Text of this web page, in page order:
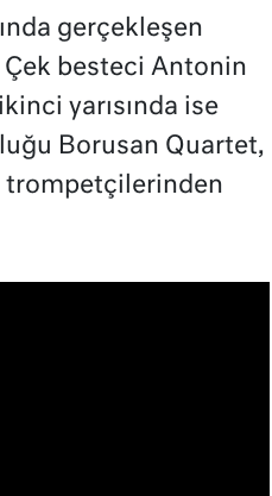
gerçekleşen
besteci Antonin
yarısında ise
Borusan Quartet,
trompetçilerinden